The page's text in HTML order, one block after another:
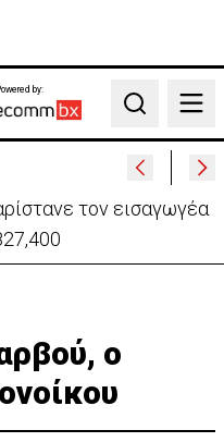
by:
Search
επιχειρηματίας
ο